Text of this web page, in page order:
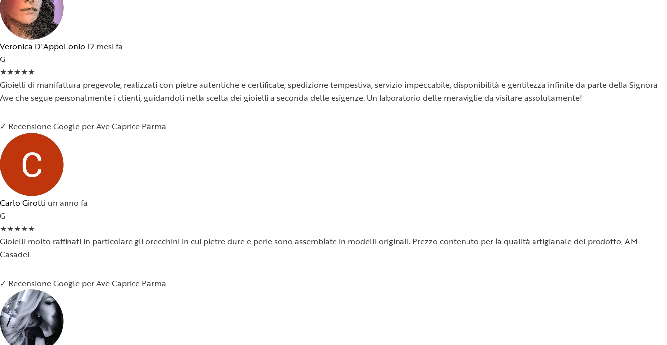
Veronica D'Appollonio 12 mesi fa
G
★★★★★
Gioielli di manifattura pregevole, realizzati con pietre autentiche e certificate, spedizione tempestiva, servizio impeccabile, disponibilità e gentilezza infinite da parte della Signora
Ave che segue personalmente i clienti, guidandoli nella scelta dei gioielli a seconda delle esigenze. Un laboratorio delle meraviglie da visitare assolutamente!
✓ Recensione Google per Ave Caprice Parma
Carlo Girotti un anno fa
G
★★★★★
Gioielli molto raffinati in particolare gli orecchini in cui pietre dure e perle sono assemblate in modelli originali. Prezzo contenuto per la qualità artigianale del prodotto, AM
Casadei
✓ Recensione Google per Ave Caprice Parma